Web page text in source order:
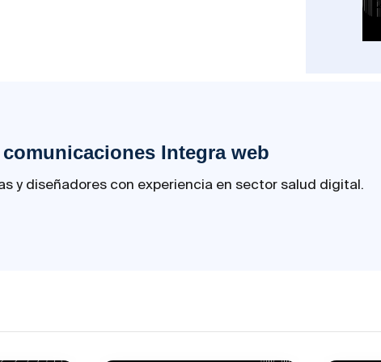
Integra web
y diseñadores con experiencia en sector salud digital.